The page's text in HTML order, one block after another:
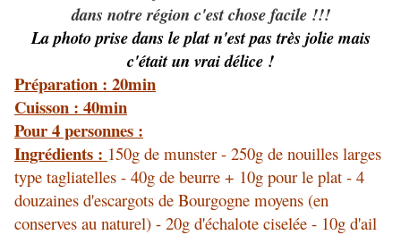
dans notre région c'est chose facile !!!
La photo prise dans le plat n'est pas très jolie mais
c'était un vrai délice !
Préparation : 20min
Cuisson : 40min
Pour 4 personnes :
Ingrédients : 150g de munster - 250g de nouilles larges
type tagliatelles - 40g de beurre + 10g pour le plat - 4
douzaines d'escargots de Bourgogne moyens (en
conserves au naturel) - 20g d'échalote ciselée - 10g d'ail